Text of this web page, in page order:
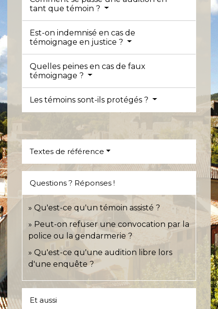
tant que témoin ?
Est-on indemnisé en cas de
témoignage en justice ?
Quelles peines en cas de faux
témoignage ?
Les témoins sont-ils protégés ?
Textes de référence
Questions ? Réponses !
Qu'est-ce qu'un témoin assisté ?
Peut-on refuser une convocation par la
police ou la gendarmerie ?
Qu'est-ce qu'une audition libre lors
d'une enquête ?
Et aussi